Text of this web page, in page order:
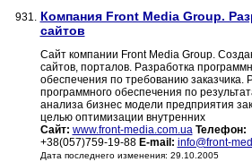
931. Компания Front Media Group.
сайтов
Сайт компании Front Media Group.
сайтов, порталов. Разработка
обеспечения по требованию заказчика.
программного обеспечения по
анализа бизнес модели предприятия
целью оптимизации внутренних
Сайт: www.front-media.com.ua Телефон:
+38(057)759-19-88 E-mail: info@front-
Дата последнего изменения: 29.10.2005